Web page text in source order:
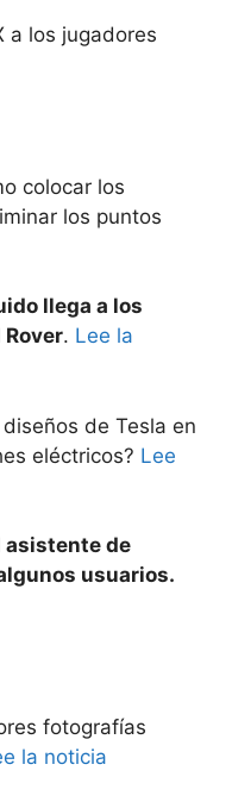
a los jugadores
colocar los
los puntos
llega a los
. Lee la
de Tesla en
eléctricos? Lee
asistente de
usuarios.
fotografías
la noticia